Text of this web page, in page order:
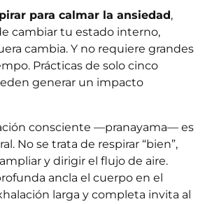
para calmar la ansiedad,
cambiar tu estado interno,
cambia. Y no requiere grandes
Prácticas de solo cinco
generar un impacto
consciente —pranayama— es
No se trata de respirar “bien”,
y dirigir el flujo de aire.
ancla el cuerpo en el
larga y completa invita al